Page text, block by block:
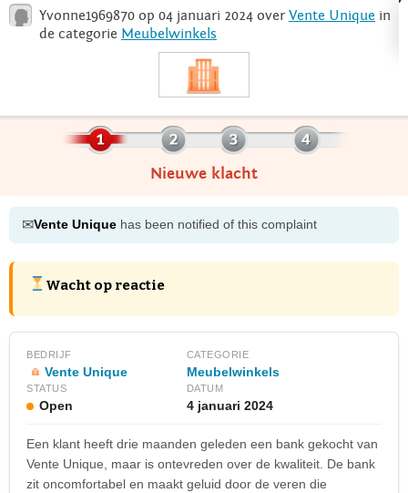
Yvonne1969870 op 04 januari 2024 overVente Unique in
de categorie Meubelwinkels
Nieuwe klacht
✉Vente Unique has been notified of this complaint
Wacht op reactie
BEDRIJF
Vente Unique
CATEGORIE
Meubelwinkels
STATUS
Open
DATUM
4 januari 2024
Een klant heeft drie maanden geleden een bank gekocht van
Vente Unique, maar is ontevreden over de kwaliteit. De bank
zit oncomfortabel en maakt geluid door de veren die